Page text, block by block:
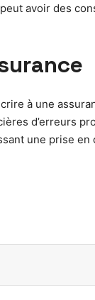
avoir des
à une
d’erreurs
une prise